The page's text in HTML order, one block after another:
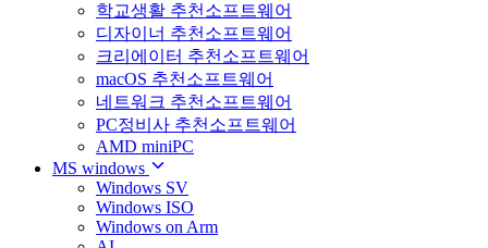
학교생활 추천소프트웨어
디자이너 추천소프트웨어
크리에이터 추천소프트웨어
macOS 추천소프트웨어
네트워크 추천소프트웨어
PC정비사 추천소프트웨어
AMD miniPC
MS windows
Windows SV
Windows ISO
Windows on Arm